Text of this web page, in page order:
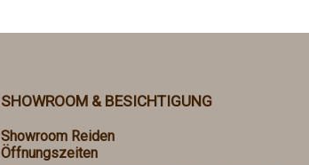
SHOWROOM & BESICHTIGUNG
Showroom Reiden
Öffnungszeiten